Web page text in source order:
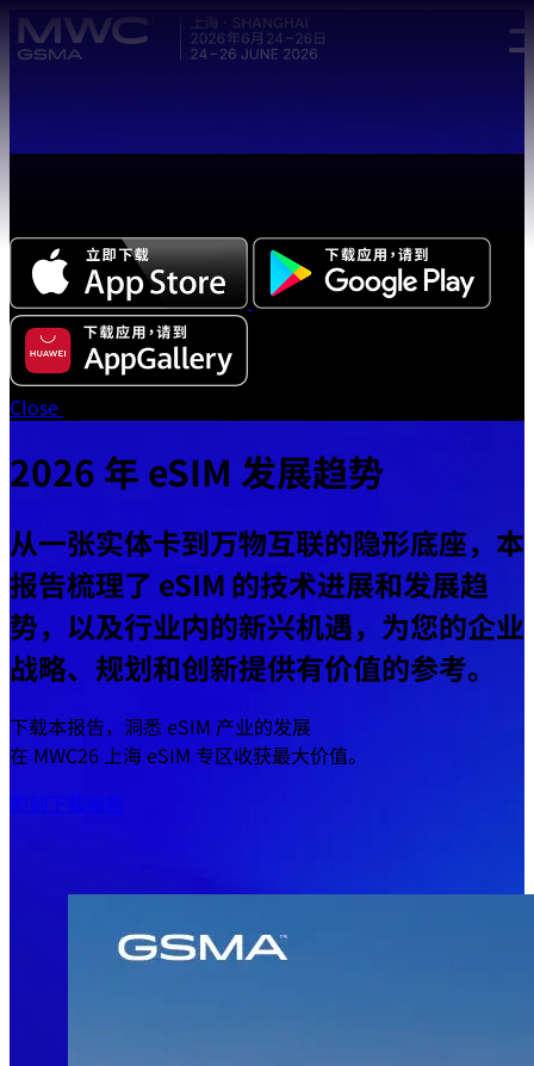
Skip to main content.
Close
2026 年 eSIM 发展趋势
从一张实体卡到万物互联的隐形底座，本
报告梳理了 eSIM 的技术进展和发展趋
势，以及行业内的新兴机遇，为您的企业
战略、规划和创新提供有价值的参考。
下载本报告，洞悉 eSIM 产业的发展
在 MWC26 上海 eSIM 专区收获最大价值。
即刻下载报告